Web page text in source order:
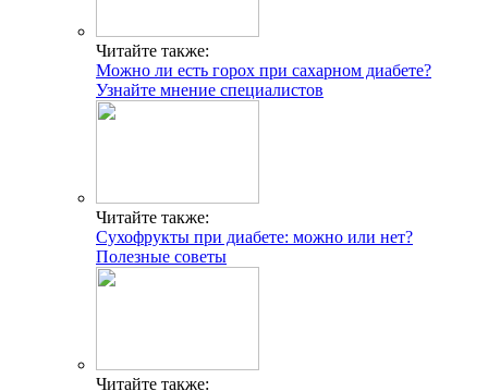
Читайте также:
Можно ли есть горох при сахарном диабете?
Узнайте мнение специалистов
Читайте также:
Сухофрукты при диабете: можно или нет?
Полезные советы
Читайте также: